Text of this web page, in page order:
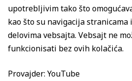
upotrebljivim tako što
kao što su navigacija
delovima vebsajta. Vebsajt ne
funkcionisati bez ovih kolačića.
Provajder: YouTube